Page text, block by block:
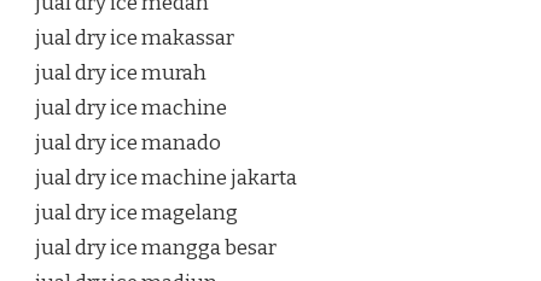
jual dry ice makassar
jual dry ice murah
jual dry ice machine
jual dry ice manado
jual dry ice machine jakarta
jual dry ice magelang
jual dry ice mangga besar